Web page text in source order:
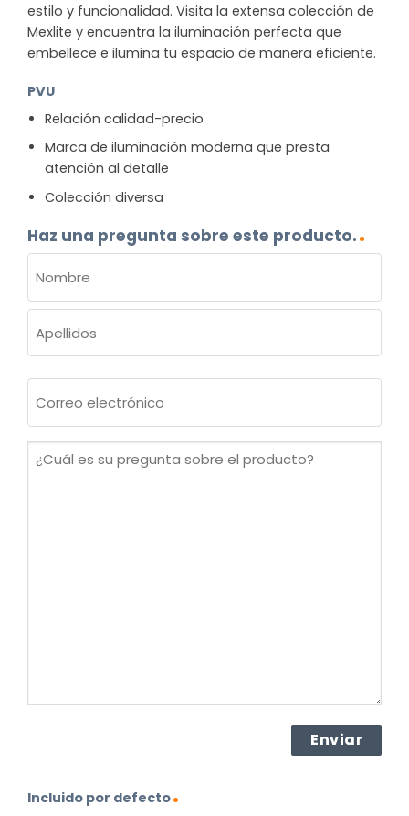
estilo y funcionalidad. Visita la extensa colección de
Mexlite y encuentra la iluminación perfecta que
embellece e ilumina tu espacio de manera eficiente.
PVU
Relación calidad-precio
Marca de iluminación moderna que presta
atención al detalle
Colección diversa
Haz una pregunta sobre este producto.
(OBLIGATORIO)
Nombre
electrónico
¿Cuál
Incluido por defecto